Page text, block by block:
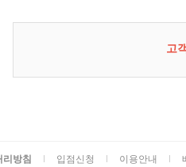
고
리방침 입점신청 이용안내